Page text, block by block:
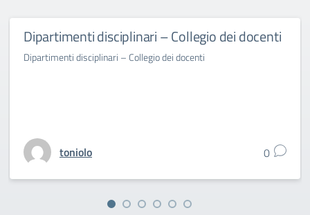
Dipartimenti disciplinari – Collegio dei docenti
Dipartimenti disciplinari – Collegio dei docenti
toniolo 0